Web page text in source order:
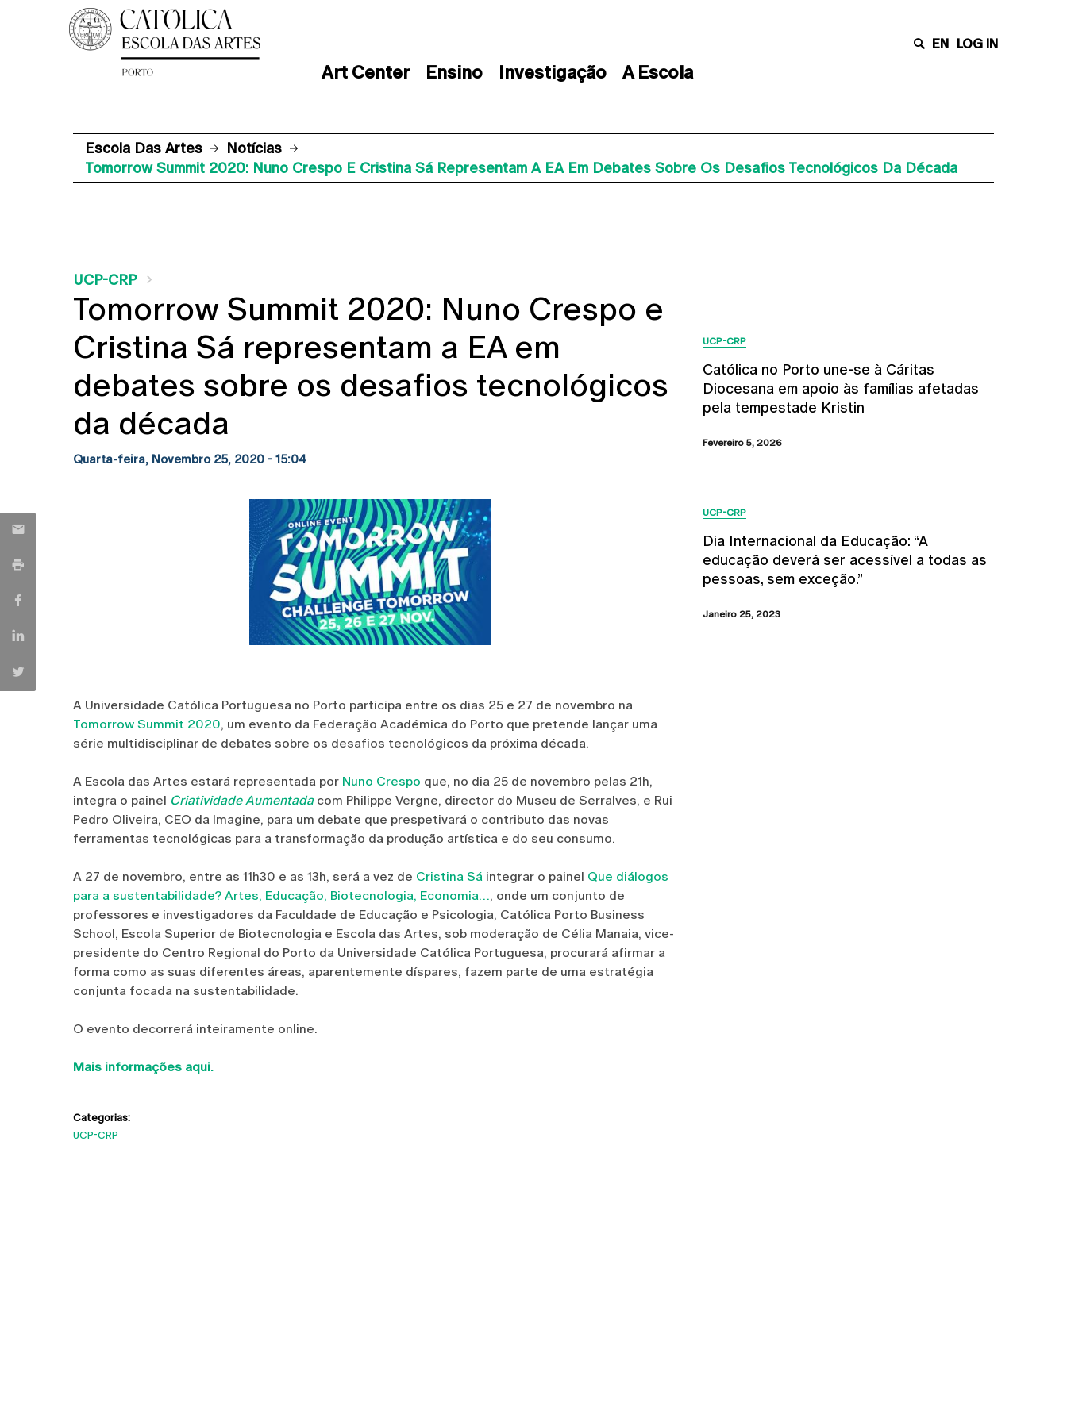
Art Center Ensino Investigação A Escola
EN LOG IN
Escola Das Artes
Notícias
Tomorrow Summit 2020: Nuno Crespo E Cristina Sá Representam A EA Em Debates Sobre Os Desafios Tecnológicos Da Década
UCP-CRP
Tomorrow Summit 2020: Nuno Crespo e
Cristina Sá representam a EA em
debates sobre os desafios tecnológicos
da década
Quarta-feira, Novembro 25, 2020 - 15:04
A Universidade Católica Portuguesa no Porto participa entre os dias 25 e 27 de novembro na
Tomorrow Summit 2020, um evento da Federação Académica do Porto que pretende lançar uma
série multidisciplinar de debates sobre os desafios tecnológicos da próxima década.
A Escola das Artes estará representada por Nuno Crespo que, no dia 25 de novembro pelas 21h,
integra o painel Criatividade Aumentadacom Philippe Vergne, director do Museu de Serralves, e Rui
Pedro Oliveira, CEO da Imagine, para um debate que prespetivará o contributo das novas
ferramentas tecnológicas para a transformação da produção artística e do seu consumo.
A 27 de novembro, entre as 11h30 e as 13h, será a vez de Cristina Sá integrar o painel Que diálogos
para a sustentabilidade? Artes, Educação, Biotecnologia, Economia…, onde um conjunto de
professores e investigadores da Faculdade de Educação e Psicologia, Católica Porto Business
School, Escola Superior de Biotecnologia e Escola das Artes, sob moderação de Célia Manaia, vice-
presidente do Centro Regional do Porto da Universidade Católica Portuguesa, procurará afirmar a
forma como as suas diferentes áreas, aparentemente díspares, fazem parte de uma estratégia
conjunta focada na sustentabilidade.
O evento decorrerá inteiramente online.
Mais informações aqui.
Categorias:
UCP-CRP
UCP-CRP
Católica no Porto une-se à Cáritas
Diocesana em apoio às famílias afetadas
pela tempestade Kristin
Fevereiro 5, 2026
UCP-CRP
Dia Internacional da Educação: “A
educação deverá ser acessível a todas as
pessoas, sem exceção.”
Janeiro 25, 2023